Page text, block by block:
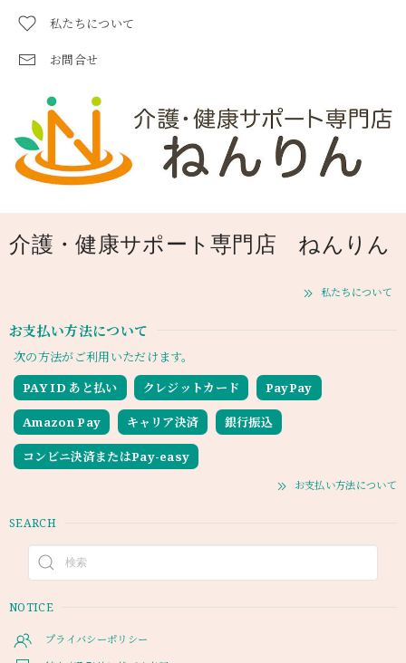
私たちについて
お問合せ
介護・健康サポート専門店 ねんりん
私たちについて
お支払い方法について
次の方法がご利用いただけます。
PAY ID あと払い
クレジットカード PayPay
Amazon Pay キャリア決済 銀行振込
コンビニ決済またはPay-easy
お支払い方法について
SEARCH
NOTICE
プライバシーポリシー